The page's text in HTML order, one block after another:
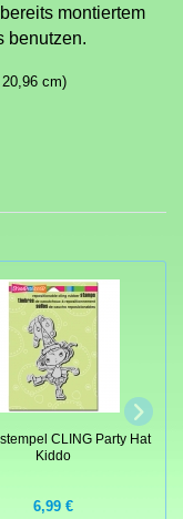
montiertem
benutzen.
cm)
CLING Party Hat
Kiddo
6,99 €